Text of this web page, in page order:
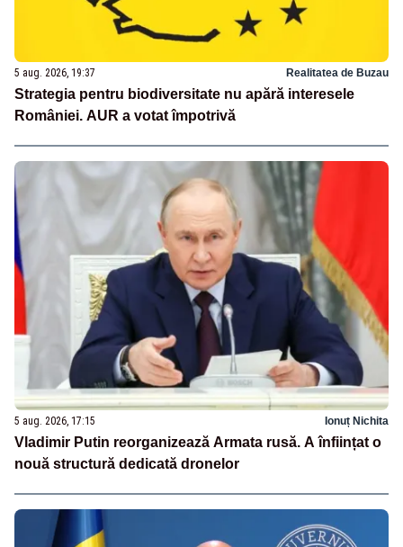
5 aug. 2026, 19:37 Realitatea de Buzau
Strategia pentru biodiversitate nu apără interesele
României. AUR a votat împotrivă
5 aug. 2026, 17:15 Ionuț Nichita
Vladimir Putin reorganizează Armata rusă. A înființat o
nouă structură dedicată dronelor